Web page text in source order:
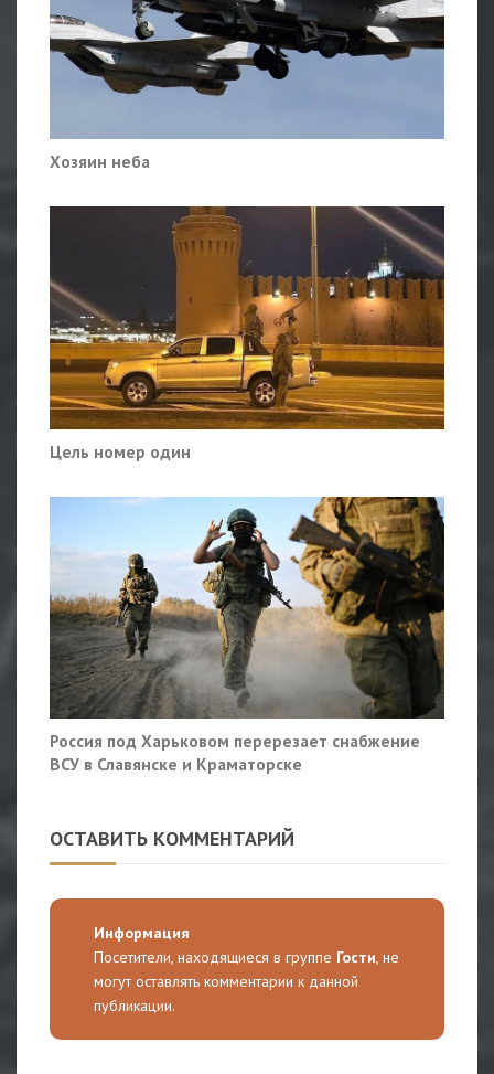
Хозяин неба
Цель номер один
Россия под Харьковом перерезает снабжение
ВСУ в Славянске и Краматорске
ОСТАВИТЬ КОММЕНТАРИЙ
Информация
Посетители, находящиеся в группе Гости, не
могут оставлять комментарии к данной
публикации.